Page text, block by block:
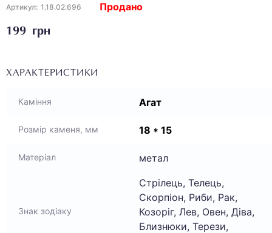
Артикул: 1.18.02.696
199 грн
Продано
ХАРАКТЕРИСТИКИ
Каміння Агат
Розмір каменя, мм 18 * 15
Матеріал метал
Знак зодіаку
Стрілець, Телець,
Скорпіон, Риби, Рак,
Козоріг, Лев, Овен, Діва,
Близнюки, Терези,